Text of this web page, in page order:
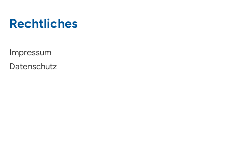
Rechtliches
Impressum
Datenschutz